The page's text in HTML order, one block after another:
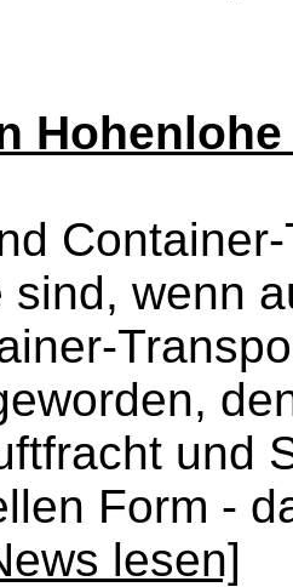
sind, wenn
und
Form -
lesen]